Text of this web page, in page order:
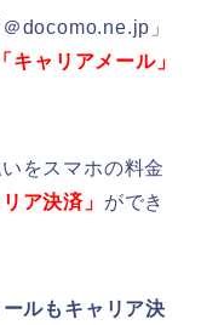
docomo.ne.jp」
「キャリアメール」
をスマホの料金
リア決済」 ができ
ルもキャリア決